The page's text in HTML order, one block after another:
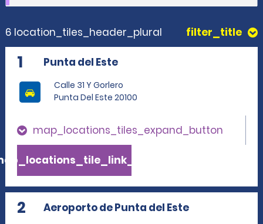
6 location_tiles_header_plural filter_title
1 Punta del Este
Calle 31 Y Gorlero
Punta Del Este 20100
map_locations_tiles_expand_button
2 Aeroporto de Punta del Este